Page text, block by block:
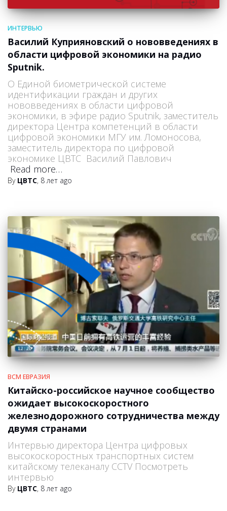
ИНТЕРВЬЮ
Василий Куприяновский о нововведениях в
области цифровой экономики на радио
Sputnik.
О Единой биометрической системе
идентификации граждан и других
нововведениях в области цифровой
экономики, в эфире радио Sputnik, заместитель
директора Центра компетенций в области
цифровой экономики МГУ им. Ломоносова,
заместитель директора по цифровой
экономике ЦВТС Василий Павлович
Read more…
By ЦВТС, 8 лет ago
ВСМ ЕВРАЗИЯ
Китайско-российское научное сообщество
ожидает высокоскоростного
железнодорожного сотрудничества между
двумя странами
Интервью директора Центра цифровых
высокоскоростных транспортных систем
китайскому телеканалу CCTV Посмотреть
интервью
By ЦВТС, 8 лет ago